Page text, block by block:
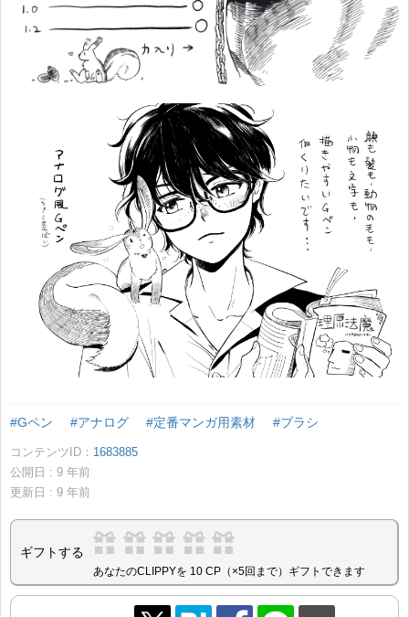
#Gペン #アナログ #定番マンガ用素材 #ブラシ
コンテンツID： 1683885
公開日 : 9 年前
更新日 : 9 年前
ギフトする
あなたのCLIPPYを 10 CP（×5回まで）ギフトできます